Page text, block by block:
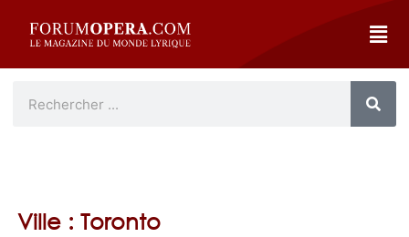
Ville : Toronto